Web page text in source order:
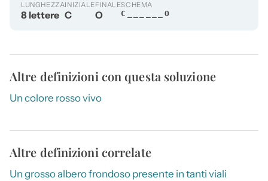
LUNGHEZZA
8 lettere
INIZIALE
C
FINALE
O
SCHEMA
C______O
Altre definizioni con questa soluzione
Un colore rosso vivo
Altre definizioni correlate
Un grosso albero frondoso presente in tanti viali